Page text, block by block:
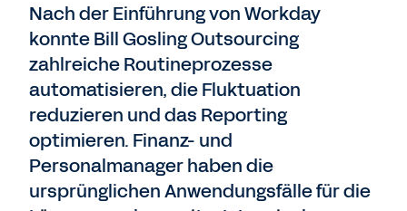
Nach der Einführung von Workday
konnte Bill Gosling Outsourcing
zahlreiche Routineprozesse
automatisieren, die Fluktuation
reduzieren und das Reporting
optimieren. Finanz- und
Personalmanager haben die
ursprünglichen Anwendungsfälle für die